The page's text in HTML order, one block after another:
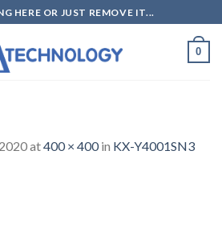
HERE OR JUST REMOVE IT...
0
at400 × 400in KX-Y4001SN3